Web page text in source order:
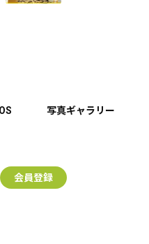
写真ギャラリー
会員登録